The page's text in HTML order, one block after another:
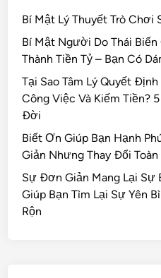
Bí Mật Lý Thuyết Trò Chơi
Bí Mật Người Do Thái
Thành Tiền Tỷ – Bạn Có
Tại Sao Tâm Lý Quyết
Công Việc Và Kiếm Tiền?
Đời
Biết Ơn Giúp Bạn Hạnh
Giản Nhưng Thay Đổi Toàn
Sự Đơn Giản Mang Lại Sự
Giúp Bạn Tìm Lại Sự Yên
Rộn